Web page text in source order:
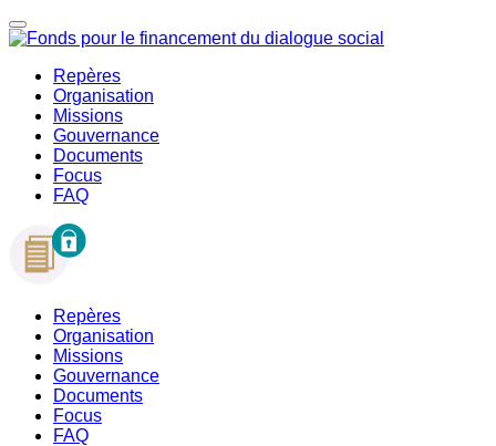
Repères
Organisation
Missions
Gouvernance
Documents
Focus
FAQ
Repères
Organisation
Missions
Gouvernance
Documents
Focus
FAQ